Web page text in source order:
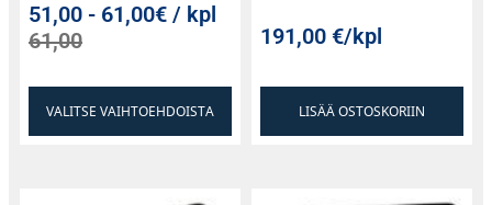
51,00 - 61,00€ / kpl
61,00
VALITSE VAIHTOEHDOISTA
191,00€/kpl
LISÄÄ OSTOSKORIIN